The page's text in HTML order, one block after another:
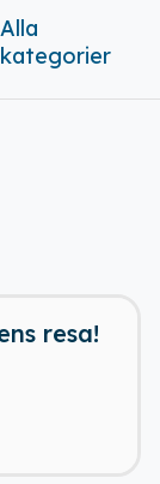
Alla
kategorier
resa!